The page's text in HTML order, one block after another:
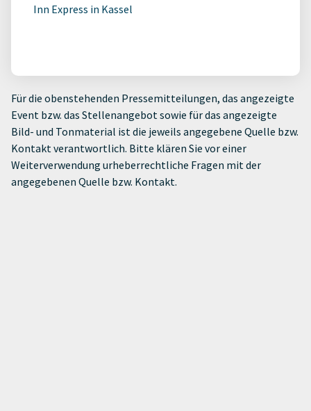
Inn Express in Kassel
Für die obenstehenden Pressemitteilungen, das angezeigte
Event bzw. das Stellenangebot sowie für das angezeigte
Bild- und Tonmaterial ist die jeweils angegebene Quelle bzw.
Kontakt verantwortlich. Bitte klären Sie vor einer
Weiterverwendung urheberrechtliche Fragen mit der
angegebenen Quelle bzw. Kontakt.